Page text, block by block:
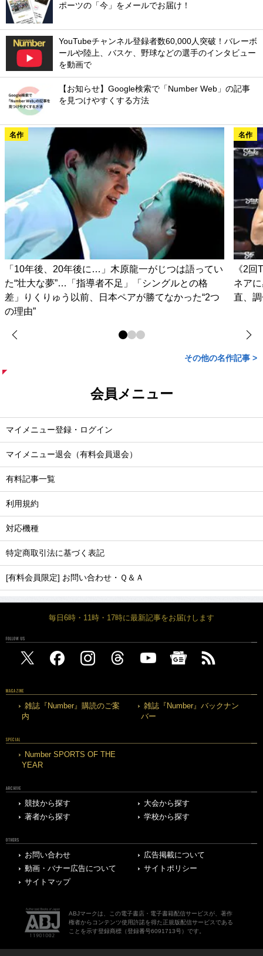
ポーツの「今」をメールでお届け！
YouTubeチャンネル登録者数60,000人突破！バレーボ
ールや陸上、バスケ、野球などの選手のインタビュー
を動画で
【お知らせ】Google検索で「Number Web」の記事
を見つけやすくする方法
名作
「10年後、20年後に…」木原龍一がじつは語ってい
た“壮大な夢”…「指導者不足」「シングルとの格
差」りくりゅう以前、日本ペアが勝てなかった“2つ
の理由”
名作
《2
ネア
直、
その他の名作記事 >
会員メニュー
マイメニュー登録・ログイン
マイメニュー退会（有料会員退会）
有料記事一覧
利用規約
対応機種
特定商取引法に基づく表記
[有料会員限定] お問い合わせ・Ｑ＆Ａ
毎日6時・11時・17時に最新記事をお届けします
FOLLOW US
MAGAZINE
雑誌『Number』購読のご案
内
雑誌『Number』バックナン
バー
SPECIAL
Number SPORTS OF THE
YEAR
ARCHIVE
競技から探す
大会から探す
著者から探す
学校から探す
OTHERS
お問い合わせ
広告掲載について
動画・バナー広告について
サイトポリシー
サイトマップ
ABJマークは、この電子書店・電子書籍配信サービスが、著作
権者からコンテンツ使用許諾を得た正規版配信サービスである
ことを示す登録商標（登録番号6091713号）です。